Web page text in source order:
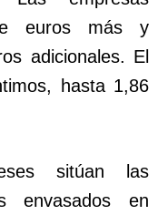
euros más y
adicionales. El
hasta 1,86
sitúan las
envasados en